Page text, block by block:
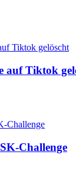
auf Tiktok
Challenge